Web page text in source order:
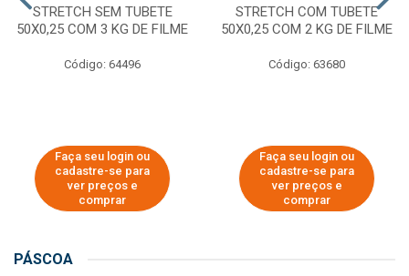
STRETCH SEM TUBETE
50X0,25 COM 3 KG DE FILME
Código: 64496
Faça seu login ou
cadastre-se para
ver preços e
comprar
STRETCH COM TUBETE
50X0,25 COM 2 KG DE FILME
Código: 63680
Faça seu login ou
cadastre-se para
ver preços e
comprar
PÁSCOA